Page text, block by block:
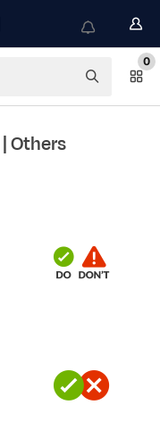
0
| Others